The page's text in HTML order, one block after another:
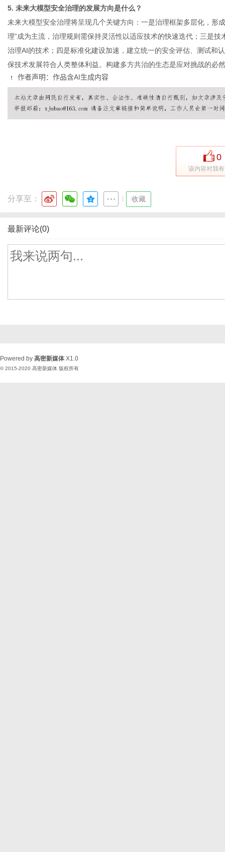
5. 未来大模型安全治理的发展方向是什么？
未来大模型安全治理将呈现几个关键方向：一是治理框架多层化，形
理”成为主流，治理规则需保持灵活性以适应技术的快速迭代；三是
治理AI的技术；四是标准化建设加速，建立统一的安全评估、测试和
保技术发展符合人类整体利益。构建多方共治的生态是应对挑战的必
作者声明：作品含AI生成内容
0
该内容对我
分享至： 收藏
最新评论(0)
Powered by 高密新媒体 X1.0
© 2015-2020 高密新媒体 版权所有